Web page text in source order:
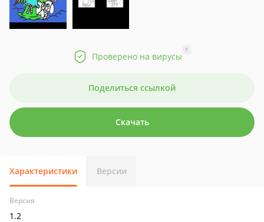
Проверено на вирусы
?
Поделиться ссылкой
Скачать
Характеристики Версии
Версия
1.2